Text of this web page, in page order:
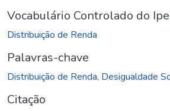
Vocabulário Controlado do
Distribuição de Renda
Palavras-chave
Distribuição de Renda, Desigualdade
Citação